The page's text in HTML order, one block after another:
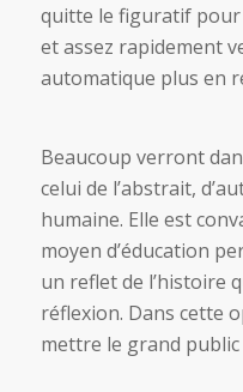
quitte le figuratif
et assez rapidement
automatique plus en
Beaucoup verront
celui de l’abstrait,
humaine. Elle est
moyen d’éducation
un reflet de l’histoire
réflexion. Dans cette
mettre le grand public